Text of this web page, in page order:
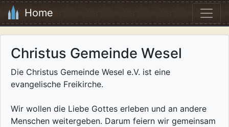
Home
Christus Gemeinde Wesel
Die Christus Gemeinde Wesel e.V. ist eine
evangelische Freikirche.
Wir wollen die Liebe Gottes erleben und an andere
Menschen weitergeben. Darum feiern wir gemeinsam